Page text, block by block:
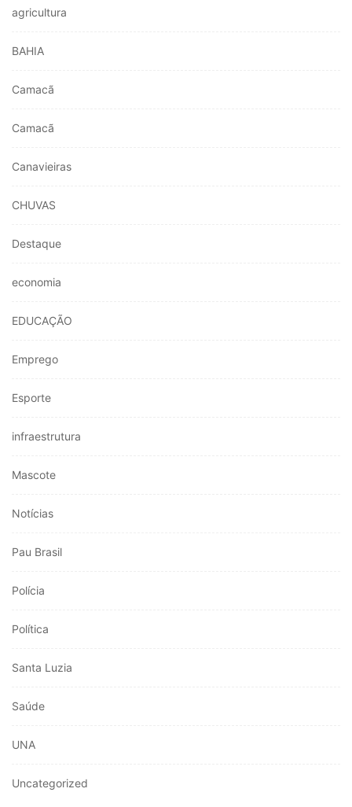
agricultura
BAHIA
Camacã
Camacã
Canavieiras
CHUVAS
Destaque
economia
EDUCAÇÃO
Emprego
Esporte
infraestrutura
Mascote
Notícias
Pau Brasil
Polícia
Política
Santa Luzia
Saúde
UNA
Uncategorized